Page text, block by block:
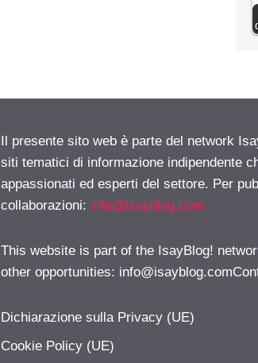
Il presente sito web è parte del network
siti tematici di informazione indipendente
appassionati ed esperti del settore. Per
collaborazioni: info@isayblog.com
This website is part of the IsayBlog!
other opportunities:
Dichiarazione sulla Privacy (UE)
Cookie Policy (UE)